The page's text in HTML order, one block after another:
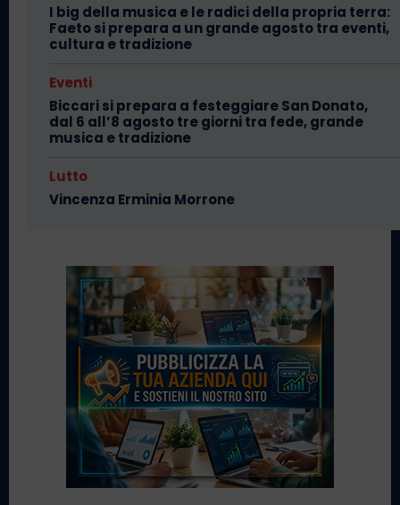
I big della musica e le radici della propria terra:
Faeto si prepara a un grande agosto tra eventi,
cultura e tradizione
Eventi
Biccari si prepara a festeggiare San Donato,
dal 6 all’8 agosto tre giorni tra fede, grande
musica e tradizione
Lutto
Vincenza Erminia Morrone